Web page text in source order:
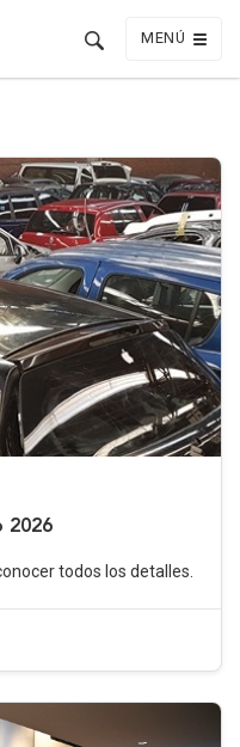
MENÚ
2026
todos los detalles.